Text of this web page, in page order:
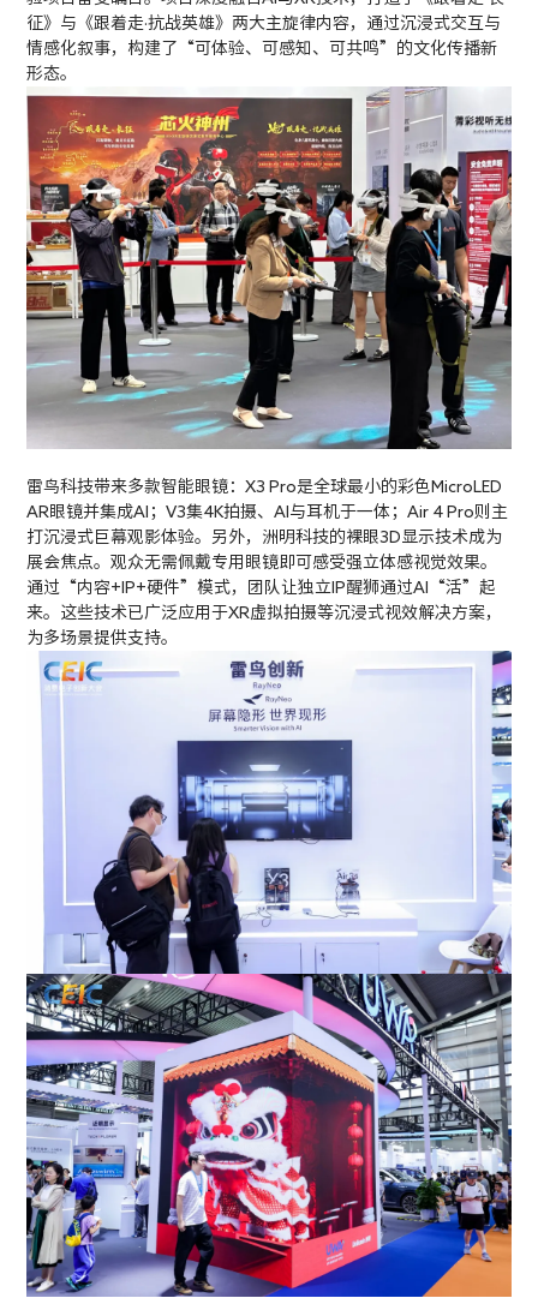
征》与《跟着走·抗战英雄》两大主旋律内容，通过沉浸式交互与
情感化叙事，构建了“可体验、可感知、可共鸣”的文化传播新
形态。
雷鸟科技带来多款智能眼镜：X3 Pro是全球最小的彩色MicroLED
AR眼镜并集成AI；V3集4K拍摄、AI与耳机于一体；Air 4 Pro则主
打沉浸式巨幕观影体验。另外，洲明科技的裸眼3D显示技术成为
展会焦点。观众无需佩戴专用眼镜即可感受强立体感视觉效果。
通过“内容+IP+硬件”模式，团队让独立IP醒狮通过AI“活”起
来。这些技术已广泛应用于XR虚拟拍摄等沉浸式视效解决方案，
为多场景提供支持。